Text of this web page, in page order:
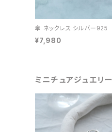
傘 ネックレス シルバー925
¥7,980
ミニチュアジュエリー